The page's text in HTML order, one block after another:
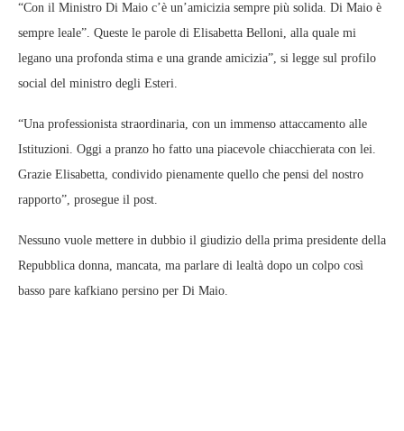
“Con il Ministro Di Maio c’è un’amicizia sempre più solida. Di Maio è
sempre leale”. Queste le parole di Elisabetta Belloni, alla quale mi
legano una profonda stima e una grande amicizia”, si legge sul profilo
social del ministro degli Esteri.
“Una professionista straordinaria, con un immenso attaccamento alle
Istituzioni. Oggi a pranzo ho fatto una piacevole chiacchierata con lei.
Grazie Elisabetta, condivido pienamente quello che pensi del nostro
rapporto”, prosegue il post.
Nessuno vuole mettere in dubbio il giudizio della prima presidente della
Repubblica donna, mancata, ma parlare di lealtà dopo un colpo così
basso pare kafkiano persino per Di Maio.